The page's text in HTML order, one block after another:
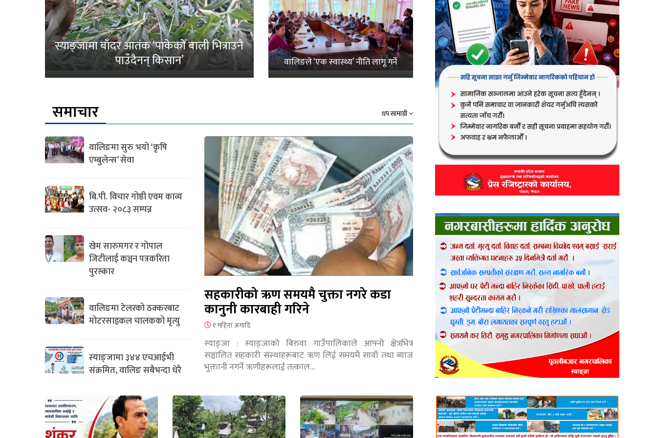
स्याङ्जामा बाँदर आतंक ‘पाकेको बाली भित्राउनै
पाउँदैनन् किसान’ वालिङले ‘एक स्वास्थ्य’ नीति लागू गर्ने
समाचार थप सामाग्री
वालिङमा सुरु भयो ‘कृषि
एम्बुलेन्स’ सेवा
बि.पी. विचार गोष्ठी एवम काव्य
उत्सव- २०८३ सम्पन्न
खेम सारुमगर र गोपाल
जिटीलाई कञ्चन पत्रकरिता
पुरस्कार
वालिङमा टेलरको ठक्करबाट
मोटरसाइकल चालकको मृत्यु
स्याङ्जामा ३४४ एचआईभी
संक्रमित, वालिङ सबैभन्दा धेरै
सहकारीको ऋण समयमै चुक्ता नगरे कडा
कानुनी कारबाही गरिने
१ महिना अगाडि
स्याङ्जा : स्याङ्जाको बिरुवा गाउँपालिकाले आफ्नो क्षेत्रभित्र
सञ्चालित सहकारी संस्थाहरूबाट ऋण लिई समयमै सावाँ तथा ब्याज
भुक्तानी नगर्ने ऋणीहरूलाई तत्काल…